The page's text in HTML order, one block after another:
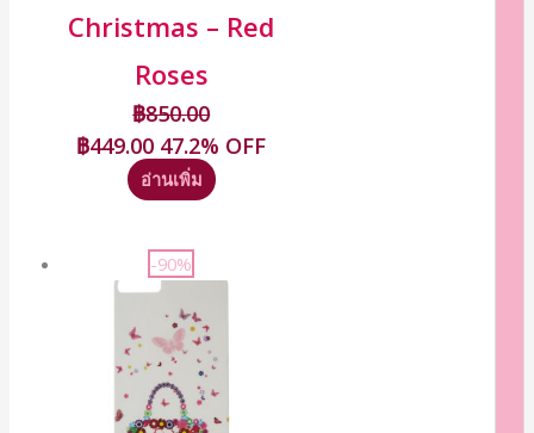
Christmas – Red
Roses
฿850.00
฿449.00 47.2% OFF
อ่านเพิ่ม
-90%